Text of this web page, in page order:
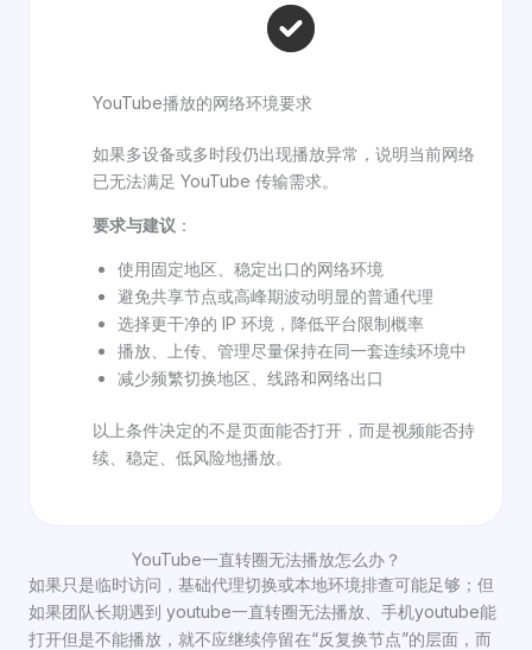
YouTube播放的网络环境要求
如果多设备或多时段仍出现播放异常，说明当前网络
已无法满足 YouTube 传输需求。
要求与建议 ：
使用固定地区、稳定出口的网络环境
避免共享节点或高峰期波动明显的普通代理
选择更干净的 IP 环境，降低平台限制概率
播放、上传、管理尽量保持在同一套连续环境中
减少频繁切换地区、线路和网络出口
以上条件决定的不是页面能否打开，而是视频能否持
续、稳定、低风险地播放。
YouTube一直转圈无法播放怎么办？
如果只是临时访问，基础代理切换或本地环境排查可能足够；但
如果团队长期遇到 youtube一直转圈无法播放、手机youtube能
打开但是不能播放，就不应继续停留在“反复换节点”的层面，而